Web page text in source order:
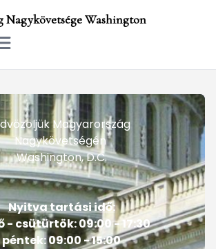
Nagykövetsége Washington
main menu
Magyarország
Nagykövetségén
Washington, D.C.
Nyitva tartási idő:
- csütürtök: 09:00 - 17:30
péntek: 09:00 - 15:00